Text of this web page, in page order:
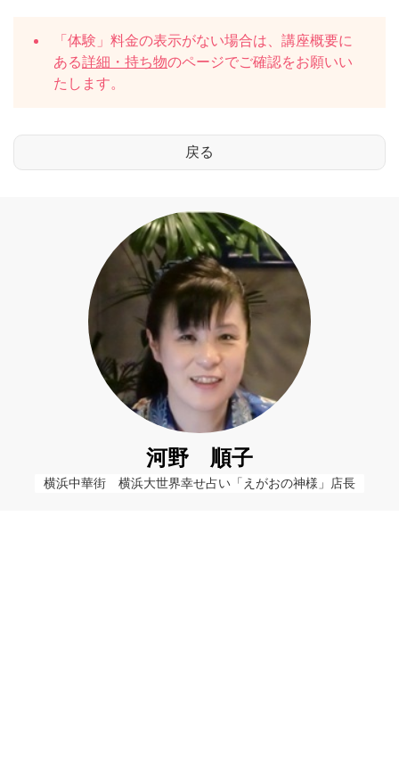
「体験」料金の表示がない場合は、講座概要に
ある詳細・持ち物のページでご確認をお願いい
たします。
河野 順子
横浜中華街　横浜大世界幸せ占い「えがおの神様」店長